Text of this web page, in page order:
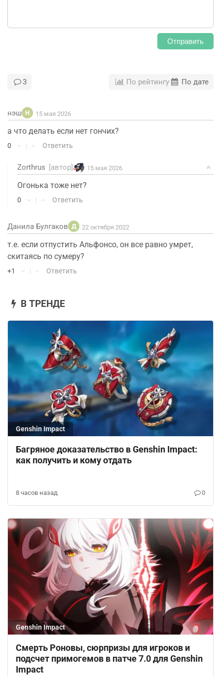
Отправить
3 По рейтингу По дате
нэш Н 15 мая 2026
а что делать если нет гончих?
0 | Ответить
Zorthrus [автор] 15 мая 2026
Огонька тоже нет?
0 | Ответить
Данила Булгаков Д 22 октября 2022
т.е. если отпустить Альфонсо, он все равно умрет,
скитаясь по сумеру?
+1 | Ответить
В ТРЕНДЕ
Genshin Impact
Багряное доказательство в Genshin Impact:
как получить и кому отдать
8 часов назад 0
Genshin Impact
Смерть Роновы, сюрпризы для игроков и
подсчет примогемов в патче 7.0 для Genshin
Impact